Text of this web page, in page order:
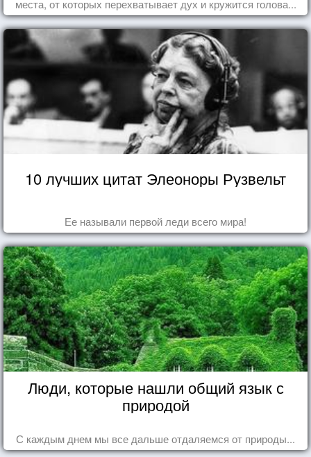
места, от которых перехватывает дух и кружится голова...
10 лучших цитат Элеоноры Рузвельт
Ее называли первой леди всего мира!
Люди, которые нашли общий язык с
природой
С каждым днем мы все дальше отдаляемся от природы...